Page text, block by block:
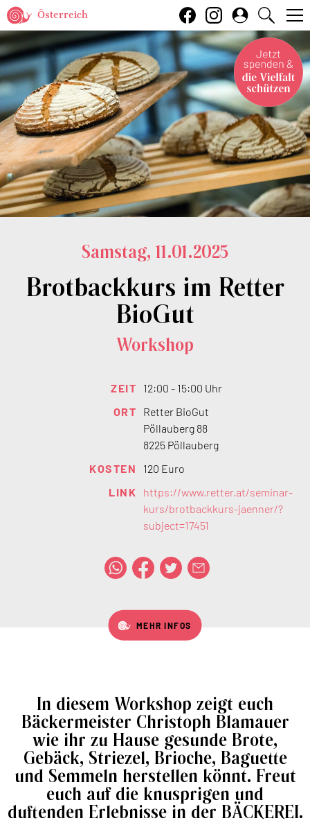
Österreich
Samstag, 11.01.2025
Brotbackkurs im Retter
BioGut
Workshop
ZEIT
12:00 - 15:00 Uhr
ORT
Retter BioGut
Pöllauberg 88
8225 Pöllauberg
KOSTEN
120 Euro
LINK
https://www.retter.at/seminar-
kurs/brotbackkurs-jaenner/?
subject=17451
MEHR INFOS
In diesem Workshop zeigt euch
Bäckermeister Christoph Blamauer
wie ihr zu Hause gesunde Brote,
Gebäck, Striezel, Brioche, Baguette
und Semmeln herstellen könnt. Freut
euch auf die knusprigen und
duftenden Erlebnisse in der BÄCKEREI.